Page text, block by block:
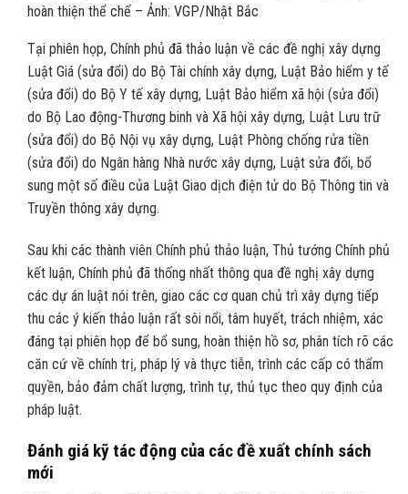
hoàn thiện thể chế – Ảnh: VGP/Nhật Bắc
Tại phiên họp, Chính phủ đã thảo luận về các đề nghị xây dựng
Luật Giá (sửa đổi) do Bộ Tài chính xây dựng, Luật Bảo hiểm y tế
(sửa đổi) do Bộ Y tế xây dựng, Luật Bảo hiểm xã hội (sửa đổi)
do Bộ Lao động-Thương binh và Xã hội xây dựng, Luật Lưu trữ
(sửa đổi) do Bộ Nội vụ xây dựng, Luật Phòng chống rửa tiền
(sửa đổi) do Ngân hàng Nhà nước xây dựng, Luật sửa đổi, bổ
sung một số điều của Luật Giao dịch điện tử do Bộ Thông tin và
Truyền thông xây dựng.
Sau khi các thành viên Chính phủ thảo luận, Thủ tướng Chính phủ
kết luận, Chính phủ đã thống nhất thông qua đề nghị xây dựng
các dự án luật nói trên, giao các cơ quan chủ trì xây dựng tiếp
thu các ý kiến thảo luận rất sôi nổi, tâm huyết, trách nhiệm, xác
đáng tại phiên họp để bổ sung, hoàn thiện hồ sơ, phân tích rõ các
căn cứ về chính trị, pháp lý và thực tiễn, trình các cấp có thẩm
quyền, bảo đảm chất lượng, trình tự, thủ tục theo quy định của
pháp luật.
Đánh giá kỹ tác động của các đề xuất chính sách
mới